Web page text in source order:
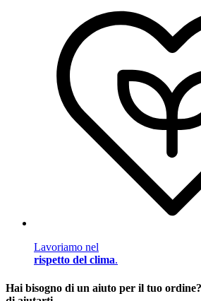
Lavoriamo nel
rispetto del clima.
Hai bisogno di un aiuto per il tuo